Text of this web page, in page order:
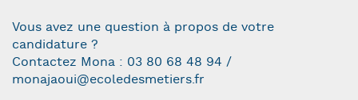
Vous avez une question à propos de votre
candidature ?
Contactez Mona : 03 80 68 48 94 /
monajaoui@ecoledesmetiers.fr